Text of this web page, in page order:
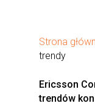
Strona
trendy
Ericsson
trendów